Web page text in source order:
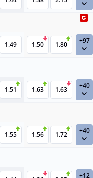
1.49 1.50 1.80 +97
1.51 1.63 1.63 +40
1.55 1.56 1.72 +40
+12